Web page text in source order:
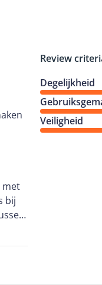
met
bij
Review
Degelijkheid
Veiligheid